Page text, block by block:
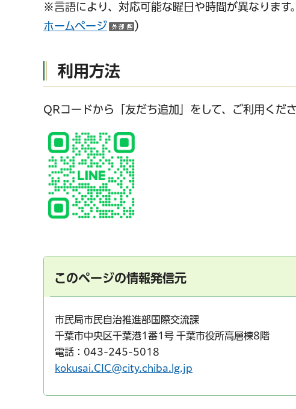
※言語により、対応可能な曜日や時間が異なります
ホームページ
）
）
利用方法
QRコードから「友だち追加」をして、ご利用くださ
このページの情報発信元
市民局市民自治推進部国際交流課
千葉市中央区千葉港1番1号 千葉市役所高層棟8階
電話：043-245-5018
kokusai.CIC@city.chiba.lg.jp